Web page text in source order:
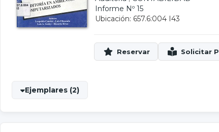
Informe Nº 15
Ubicación: 657.6:004 I43
Ejemplares (2)